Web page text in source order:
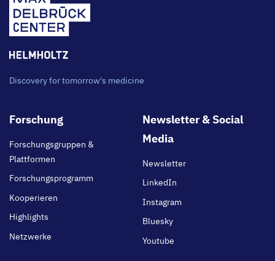
Discovery for tomorrow's medicine
Footer
Forschung
Forschungsgruppen &
Plattformen
Forschungsprogramm
Kooperieren
Highlights
Netzwerke
Newsletter & Social
Media
Newsletter
LinkedIn
Instagram
Bluesky
Youtube